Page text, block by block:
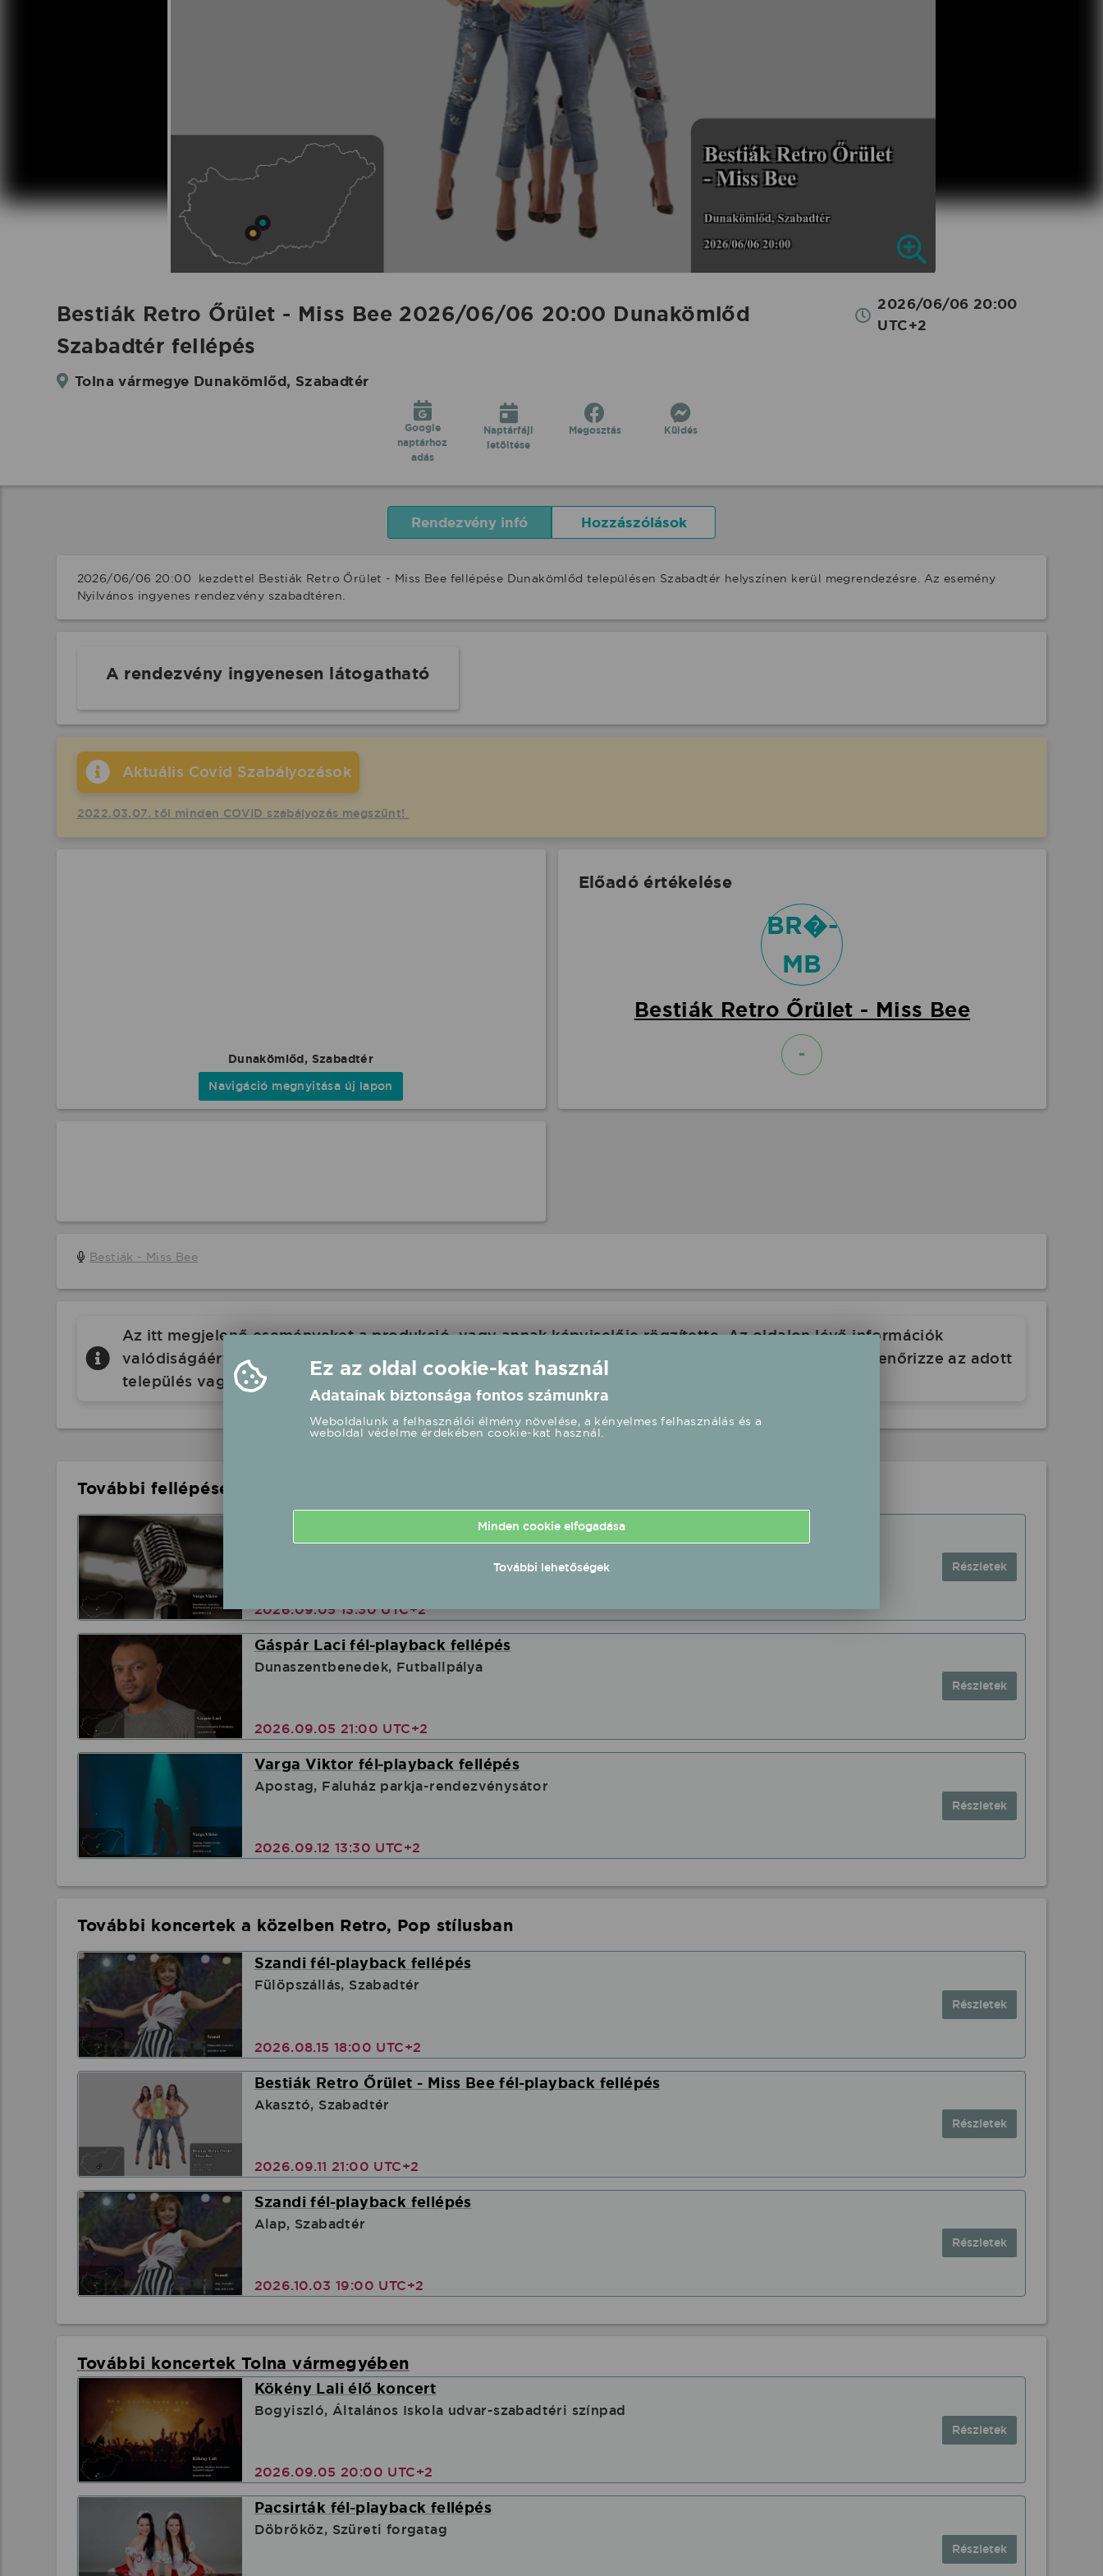
|
Koncertbooking
Bestiák Retro Őrület - Miss Bee 2026/06/06 20:00 Dunakömlőd
Szabadtér fellépés
2026/06/06 20:00
UTC+2
Tolna vármegye Dunakömlőd, Szabadtér
Google
naptárhoz
adás
Naptárfájl
letöltése
Megosztás Küldés
Rendezvény infó Hozzászólások
2026/06/06 20:00  kezdettel Bestiák Retro Őrület - Miss Bee fellépése Dunakömlőd településen Szabadtér helyszínen kerül megrendezésre. Az esemény
Nyilvános ingyenes rendezvény szabadtéren.
A rendezvény ingyenesen látogatható
Aktuális Covid Szabályozások
2022.03.07. től minden COVID szabályozás megszűnt!
Dunakömlőd, Szabadtér
Navigáció megnyitása új lapon
Előadó értékelése
BR�-
MB
Bestiák Retro Őrület - Miss Bee
-
Bestiák - Miss Bee
Az itt megjelenő eseményeket a produkció, vagy annak képviselője rögzítette. Az oldalon lévő információk
valódiságáért a Koncertbooking.com ennek kapcsán felelősséget nem tud vállalni. Indulás előtt ellenőrizze az adott
település vagy eseményhelyszín oldalán is a rendezvény paramétereit.
További fellépések a közelben
Varga Viktor fél-playback fellépés
Dunaföldvár, Szabadtér Nyárbúcsúztató gyereknap
2026.09.05 13:30 UTC+2
Részletek
Gáspár Laci fél-playback fellépés
Dunaszentbenedek, Futballpálya
2026.09.05 21:00 UTC+2
Részletek
Varga Viktor fél-playback fellépés
Apostag, Faluház parkja-rendezvénysátor
2026.09.12 13:30 UTC+2
Részletek
További koncertek a közelben Retro, Pop stílusban
Szandi fél-playback fellépés
Fülöpszállás, Szabadtér
2026.08.15 18:00 UTC+2
Részletek
Bestiák Retro Őrület - Miss Bee fél-playback fellépés
Akasztó, Szabadtér
2026.09.11 21:00 UTC+2
Részletek
Szandi fél-playback fellépés
Alap, Szabadtér
2026.10.03 19:00 UTC+2
Részletek
További koncertek Tolna vármegyében
Kökény Lali élő koncert
Bogyiszló, Általános Iskola udvar-szabadtéri színpad
2026.09.05 20:00 UTC+2
Részletek
Pacsirták fél-playback fellépés
Döbrököz, Szüreti forgatag
Részletek
Ez az oldal cookie-kat használ
Adatainak biztonsága fontos számunkra
Weboldalunk a felhasználói élmény növelése, a kényelmes felhasználás és a
weboldal védelme érdekében cookie-kat használ.
Minden cookie elfogadása
További lehetőségek